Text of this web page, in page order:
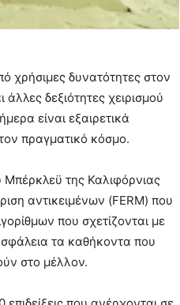
χρήσιμες δυνατότητες στον
δεξιότητες χειρισμού
είναι εξαιρετικά
πραγματικό κόσμο.
Μπέρκλεϋ της Καλιφόρνιας
αντικειμένων (FERM) που
που σχετίζονται με
τα καθήκοντα που
στο μέλλον.